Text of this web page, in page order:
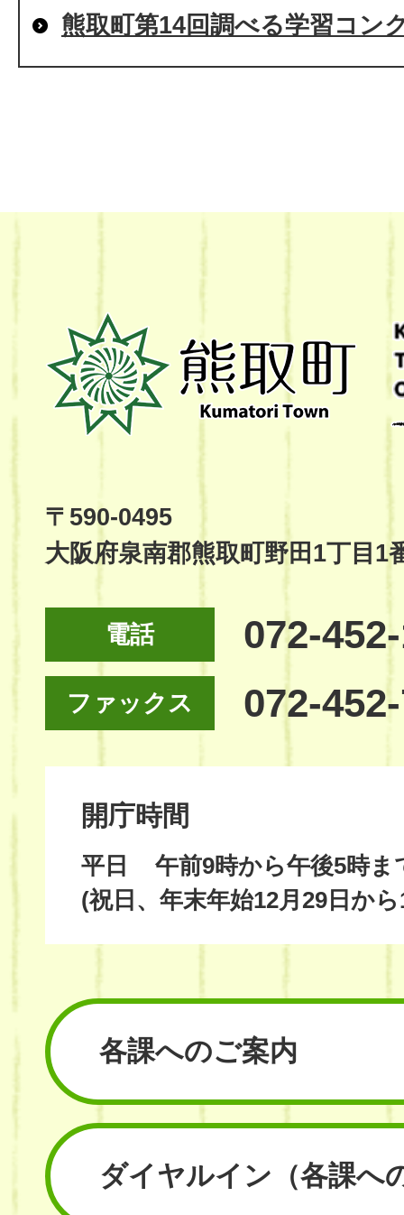
熊取町第14回調べる学習コン
熊
取
町
Kumatori
Site
〒590-0495
大阪府泉南郡熊取町野田1丁目1
電話 072-
ファックス 072-
開庁時間
平日
午前9時から午後5時ま
(祝日、年末年始12月29日か
各課へのご案内
ダイヤルイン （各課へ